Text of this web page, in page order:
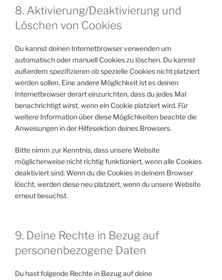
8. Aktivierung/Deaktivierung und
Löschen von Cookies
Du kannst deinen Internetbrowser verwenden um
automatisch oder manuell Cookies zu löschen. Du kannst
außerdem spezifizieren ob spezielle Cookies nicht platziert
werden sollen. Eine andere Möglichkeit ist es deinen
Internetbrowser derart einzurichten, dass du jedes Mal
benachrichtigt wirst, wenn ein Cookie platziert wird. Für
weitere Information über diese Möglichkeiten beachte die
Anweisungen in der Hilfesektion deines Browsers.
Bitte nimm zur Kenntnis, dass unsere Website
möglicherweise nicht richtig funktioniert, wenn alle Cookies
deaktiviert sind. Wenn du die Cookies in deinem Browser
löscht, werden diese neu platziert, wenn du unsere Website
erneut besuchst.
9. Deine Rechte in Bezug auf
personenbezogene Daten
Du hast folgende Rechte in Bezug auf deine